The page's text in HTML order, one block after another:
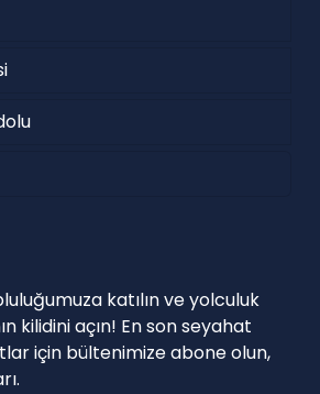
katılın ve yolculuk
kilidini açın! En son seyahat
için bültenimize abone olun,